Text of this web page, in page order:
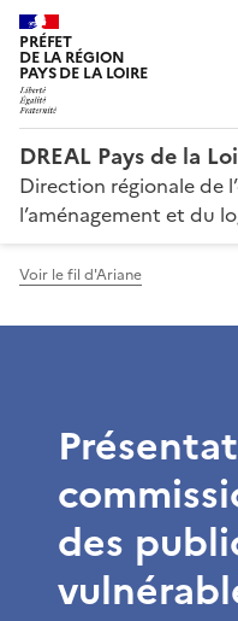
PRÉFET
DE LA RÉGION
PAYS DE LA LOIRE
DREAL Pays de la
Direction régionale de
l’aménagement et du
Voir le fil d'Ariane
des